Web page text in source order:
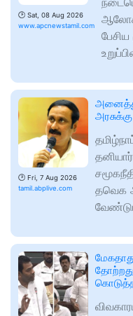
🕑 Sat, 08 Aug 2026
www.apcnewstamil.com
🕑 Fri, 7 Aug 2026
tamil.abplive.com
தவெக